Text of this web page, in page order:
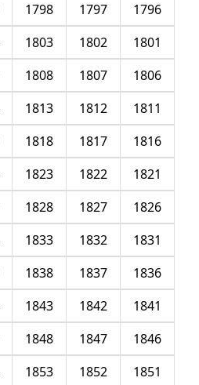
1796
1797
1798
1801
1802
1803
1806
1807
1808
1811
1812
1813
1816
1817
1818
1821
1822
1823
1826
1827
1828
1831
1832
1833
1836
1837
1838
1841
1842
1843
1846
1847
1848
1851
1852
1853